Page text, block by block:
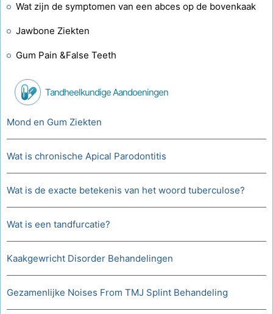
Wat zijn de symptomen van een abces op de bovenkaak
Jawbone Ziekten
Gum Pain &False Teeth
Tandheelkundige Aandoeningen
Mond en Gum Ziekten
Wat is chronische Apical Parodontitis
Wat is de exacte betekenis van het woord tuberculose?
Wat is een tandfurcatie?
Kaakgewricht Disorder Behandelingen
Gezamenlijke Noises From TMJ Splint Behandeling